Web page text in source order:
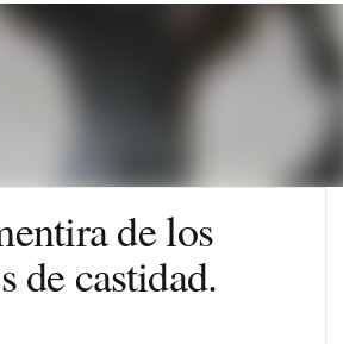
de los
de castidad.